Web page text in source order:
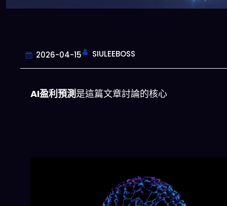
2026-04-15 SIULEEBOSS
AI盈利預測是這篇文章討論的核心